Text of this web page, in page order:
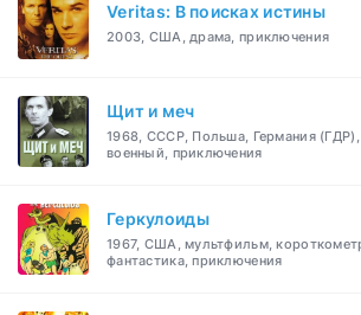
Veritas: В поисках истины
2003, США, драма, приключения
Щит и меч
1968, СССР, Польша, Германия
военный, приключения
Геркулоиды
1967, США, мультфильм,
фантастика, приключения